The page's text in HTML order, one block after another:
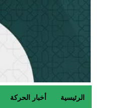
الرئيسية أخبار الحركة